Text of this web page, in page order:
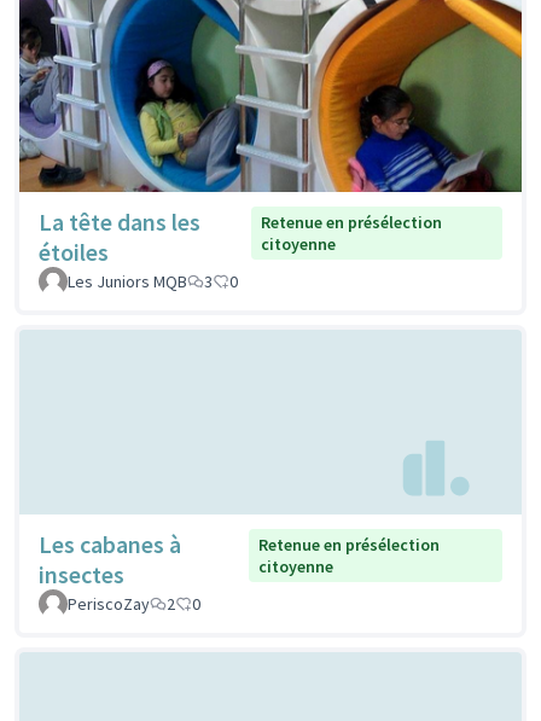
La tête dans les
étoiles
Retenue en présélection
citoyenne
Les Juniors MQB
3 0
Les cabanes à
insectes
Retenue en présélection
citoyenne
PeriscoZay
2 0